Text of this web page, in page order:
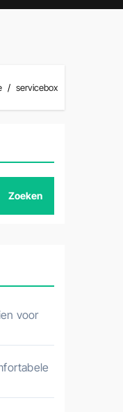
servicebox
Zoeken
voor